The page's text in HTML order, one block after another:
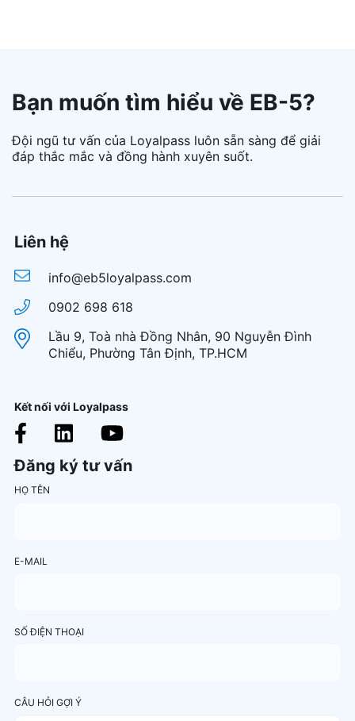
Bạn muốn tìm hiểu về EB-5?
Đội ngũ tư vấn của Loyalpass luôn sẵn sàng để giải
đáp thắc mắc và đồng hành xuyên suốt.
Liên hệ
info@eb5loyalpass.com
0902 698 618
Lầu 9, Toà nhà Đồng Nhân, 90 Nguyễn Đình
Chiểu, Phường Tân Định, TP.HCM
Kết nối với Loyalpass
Đăng ký tư vấn
HỌ TÊN
E-MAIL
SỐ ĐIỆN THOẠI
CÂU HỎI GỢI Ý